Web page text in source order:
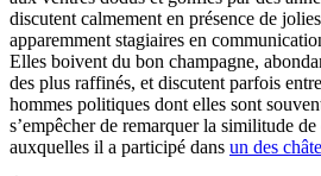
discutent calmement en présence de
apparemment stagiaires en
Elles boivent du bon champagne,
des plus raffinés, et discutent parfois
hommes politiques dont elles sont
s’empêcher de remarquer la similitude
auxquelles il a participé dans un des